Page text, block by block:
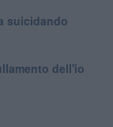
suicidando
dell'io